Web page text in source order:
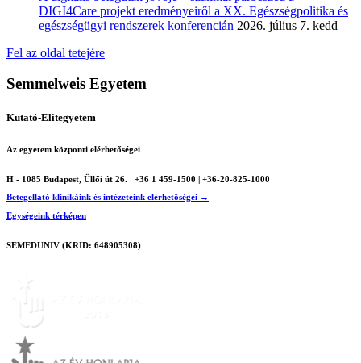
DIGI4Care projekt eredményeiről a XX. Egészségpolitika és
egészségügyi rendszerek konferencián 2026. július 7. kedd
Fel az oldal tetejére
Semmelweis Egyetem
Kutató-Elitegyetem
Az egyetem központi elérhetőségei
H - 1085 Budapest, Üllői út 26.
+36 1 459-1500 | +36-20-825-1000
Betegellátó klinikáink és intézeteink elérhetőségei →
Egységeink térképen
SEMEDUNIV (KRID: 648905308)